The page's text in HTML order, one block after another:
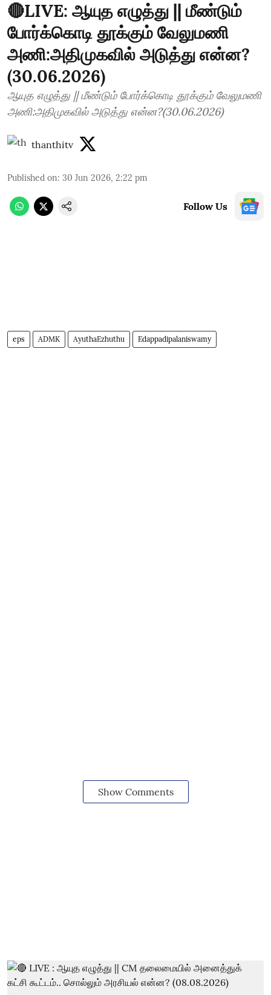
🔴LIVE: ஆயுத எழுத்து || மீண்டும்
போர்க்கொடி தூக்கும் வேலுமணி
அணி:அதிமுகவில் அடுத்து என்ன?
(30.06.2026)
ஆயுத எழுத்து || மீண்டும் போர்க்கொடி தூக்கும் வேலுமணி
அணி:அதிமுகவில் அடுத்து என்ன?(30.06.2026)
thanthitv
Published on: 30 Jun 2026, 2:22 pm
Follow Us
eps ADMK AyuthaEzhuthu Edappadipalaniswamy
Show Comments